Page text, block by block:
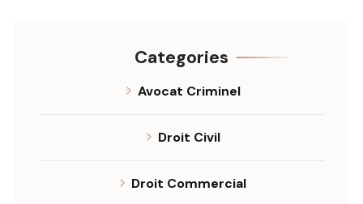
Categories
Avocat Criminel
Droit Civil
Droit Commercial